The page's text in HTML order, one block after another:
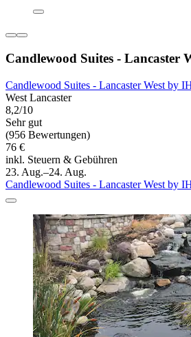
Candlewood Suites - Lancaster
Candlewood Suites - Lancaster West by
West Lancaster
8,2/10
Sehr gut
(956 Bewertungen)
76 €
inkl. Steuern & Gebühren
23. Aug.–24. Aug.
Candlewood Suites - Lancaster West by